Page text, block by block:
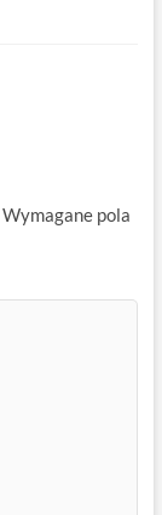
Wymagane pola